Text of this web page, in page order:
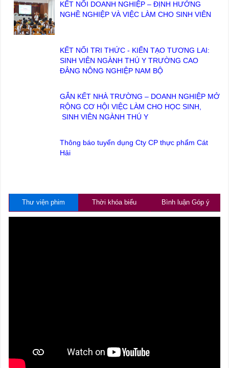
KẾT NỐI DOANH NGHIỆP – ĐỊNH HƯỚNG
NGHỀ NGHIỆP VÀ VIỆC LÀM CHO SINH VIÊN
KẾT NỐI TRI THỨC - KIẾN TẠO TƯƠNG LAI:
SINH VIÊN NGÀNH THÚ Y TRƯỜNG CAO
ĐẲNG NÔNG NGHIỆP NAM BỘ
GẮN KẾT NHÀ TRƯỜNG – DOANH NGHIỆP MỞ
RỘNG CƠ HỘI VIỆC LÀM CHO HỌC SINH,
SINH VIÊN NGÀNH THÚ Y
Thông báo tuyển dụng Cty CP thực phẩm Cát
Hải
Thư viện phim Thời khóa biểu Bình luận Góp ý